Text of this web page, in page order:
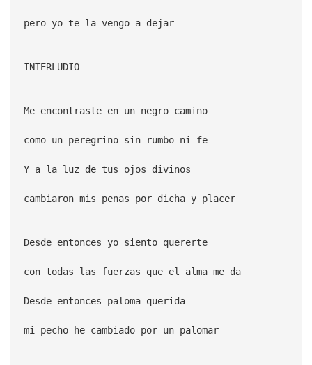
pero yo te la vengo a dejar
INTERLUDIO
Me encontraste en un negro camino
como un peregrino sin rumbo ni fe
Y a la luz de tus ojos divinos
cambiaron mis penas por dicha y placer
Desde entonces yo siento quererte
con todas las fuerzas que el alma me da
Desde entonces paloma querida
mi pecho he cambiado por un palomar